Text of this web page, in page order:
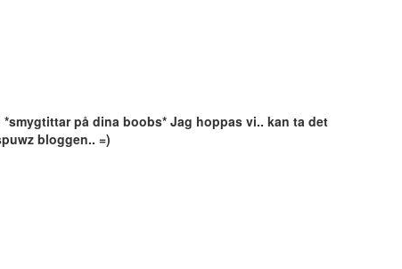
på dina boobs* Jag hoppas vi.. kan ta det
bloggen.. =)